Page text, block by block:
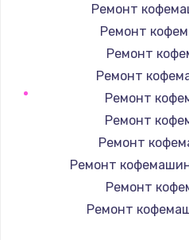
Ремонт
Ремонт
Ремонт
Ремонт
Ремонт
Ремонт
Ремонт
Ремонт
Ремонт
Ремонт